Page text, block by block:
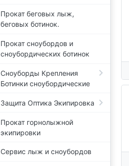
Прокат беговых лыж,
беговых ботинок.
Прокат сноубордов и
сноубордических ботинок
Сноуборды Крепления
Ботинки сноубордические
Защита Оптика Экипировка
Прокат горнолыжной
экипировки
Сервис лыж и сноубордов